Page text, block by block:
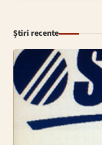
Știri recente